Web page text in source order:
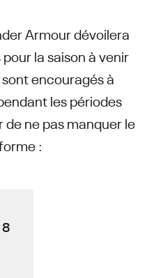
Armour dévoilera
la saison à venir
encouragés à
les périodes
de ne pas manquer le
:
8